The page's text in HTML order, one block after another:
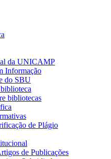
da UNICAMP
Informação
do SBU
bibliotecas
de Plágio
de Publicações